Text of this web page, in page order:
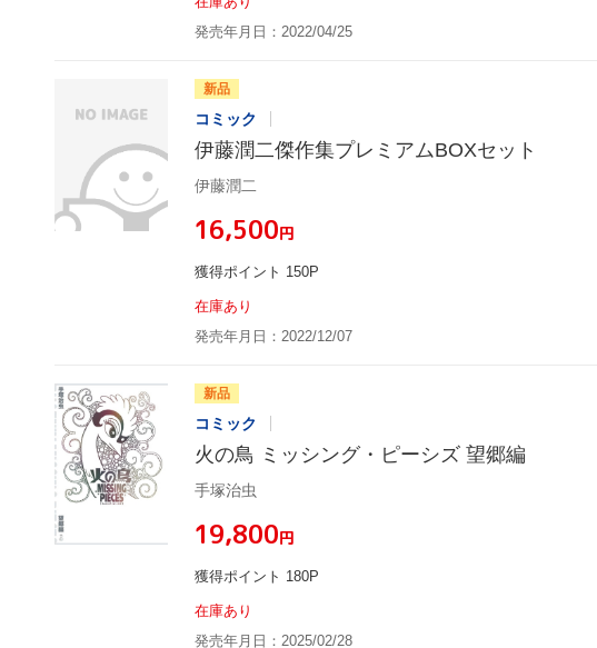
発売年月日：2022/04/25
新品
コミック
伊藤潤二傑作集プレミアムBOXセット
伊藤潤二
¥16,500円
獲得ポイント 150P
在庫あり
発売年月日：2022/12/07
新品
コミック
火の鳥 ミッシング・ピーシズ 望郷編
手塚治虫
¥19,800円
獲得ポイント 180P
在庫あり
発売年月日：2025/02/28